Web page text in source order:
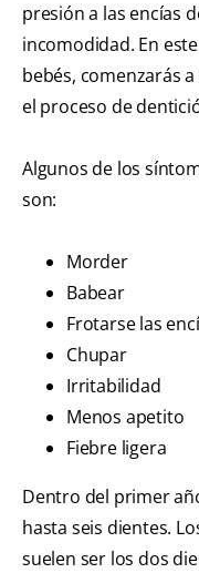
presión a las encías
incomodidad. En
bebés, comenzarás
el proceso de
Algunos de los
son:
Morder
Babear
Frotarse las
Chupar
Irritabilidad
Menos apetito
Fiebre ligera
Dentro del primer
hasta seis dientes.
suelen ser los dos